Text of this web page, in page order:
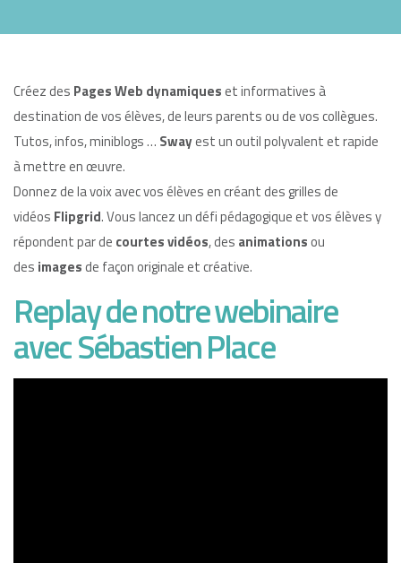
Créez des Pages Web dynamiqueset informatives à
destination de vos élèves, de leurs parents ou de vos collègues.
Tutos, infos, miniblogs … Swayest un outil polyvalent et rapide
à mettre en œuvre.
Donnez de la voix avec vos élèves en créant des grilles de
vidéos Flipgrid. Vous lancez un défi pédagogique et vos élèves y
répondent par de courtes vidéos, des animationsou
des imagesde façon originale et créative.
Replay de notre webinaire
avec Sébastien Place